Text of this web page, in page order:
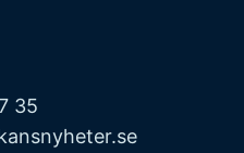
35